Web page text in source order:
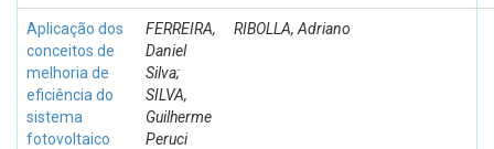
Aplicação dos
conceitos de
melhoria de
eficiência do
sistema
fotovoltaico
FERREIRA,
Daniel
Silva;
SILVA,
Guilherme
Peruci
RIBOLLA, Adriano